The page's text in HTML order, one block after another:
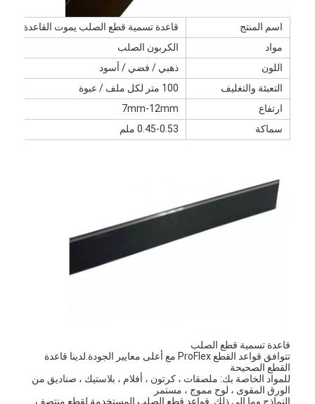
منتجات
أشرطة فيديو
معلومات عنا
جولة في المعمل
مراقبة الجودة
يموت قطع المواد الاستهلاكية
يموت قطع المعدات
اسم المنتج
قاعدة تسمية قطع الصلب يموت القاعدة
مواد
الكربون الصلب
اللون
ذهبي / فضي / أسود
التعبئة والتغليف
100 متر لكل ملف / عبوة
ارتفاع
7mm-12mm
سماكة
0.45-0.53 ملم
قاعدة تسمية قطع الصلب
تتوافق قواعد القطع ProFlex مع أعلى معايير الجودة.لدينا قاعدة
القطع الصحيحة
للمواد الخاصة بك: ملصقات ، كرتون ، أفلام ، بلاستيك ، صناديق من
الورق المقوى ، لوح مموج ، مستمر
النماذج وما إلى ذلك. قواعد قطع الصلب المستخدمة لقطع منتصف